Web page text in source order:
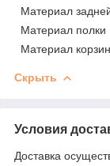
Материал
Материал полки
Материал
Скрыть
Условия
Доставка